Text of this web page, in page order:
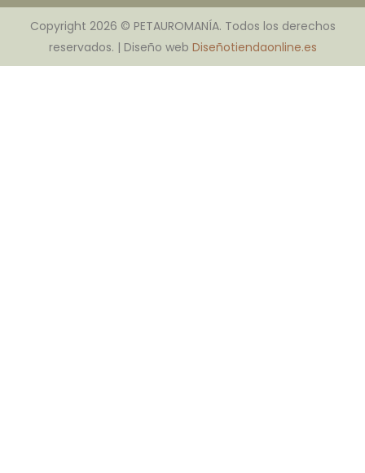
Copyright 2026 © PETAUROMANÍA. Todos los derechos
reservados. | Diseño web Diseñotiendaonline.es